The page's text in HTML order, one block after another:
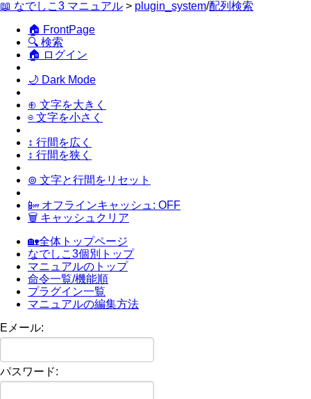
📖 なでしこ3 マニュアル > plugin_system/配列検索
🏠 FrontPage
🔍 検索
🏠 ログイン
🌙 Dark Mode
⊕ 文字を大きく
⊖ 文字を小さく
↕ 行間を広く
↕ 行間を狭く
⊚ 文字と行間をリセット
📴 オフラインキャッシュ: OFF
🗑 キャッシュクリア
🏡全体トップページ
なでしこ3個別トップ
マニュアルのトップ
命令一覧/機能順
プラグイン一覧
マニュアルの編集方法
Eメール:
パスワード: